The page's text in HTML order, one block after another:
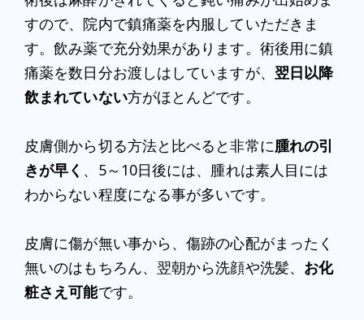
すので、院内で鎮痛薬を内服していただきま
す。飲み薬で充分効果があります。術後用に鎮
痛薬を数日分お渡しはしていますが、 翌日以降
飲まれていない方がほとんどです。
皮膚側から切る方法と比べると非常に腫れの引
きが早く 、5～10日後には、腫れは素人目には
わからない程度になる事が多いです。
皮膚に傷が無い事から、傷跡の心配がまったく
無いのはもちろん、翌朝から洗顔や洗髪、 お化
粧さえ可能です。